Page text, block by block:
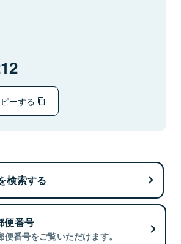
ーする
検索する
便番号
番号をご覧いただけます。